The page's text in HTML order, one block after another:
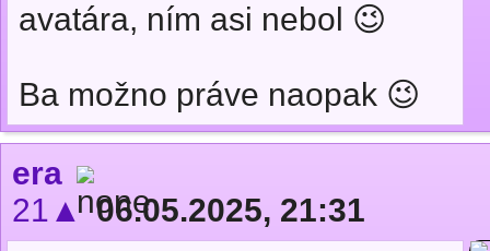
avatára, ním asi nebol 😉
Ba možno práve naopak 😉
era
21▲ 06.05.2025, 21:31